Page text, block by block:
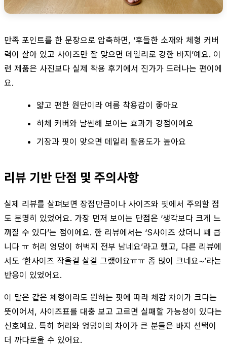
만족 포인트를 한 문장으로 압축하면, ‘후들한 소재와 체형 커버
력이 살아 있고 사이즈만 잘 맞으면 데일리로 강한 바지’예요. 이
런 제품은 사진보다 실제 착용 후기에서 진가가 드러나는 편이에
요.
얇고 편한 원단이라 여름 착용감이 좋아요
하체 커버와 날씬해 보이는 효과가 강점이에요
기장과 핏이 맞으면 데일리 활용도가 높아요
리뷰 기반 단점 및 주의사항
실제 리뷰를 살펴보면 장점만큼이나 사이즈와 핏에서 주의할 점
도 분명히 있었어요. 가장 먼저 보이는 단점은 ‘생각보다 크게 느
껴질 수 있다’는 점이에요. 한 리뷰에서는 ‘S사이즈 샀더니 꽤 큽
니다 ㅠ 허리 엉덩이 허벅지 전부 남네요’라고 했고, 다른 리뷰에
서도 ‘한사이즈 작을걸 살걸 그랬어요ㅠㅠ 좀 많이 크네요~’라는
반응이 있었어요.
이 말은 같은 체형이라도 원하는 핏에 따라 체감 차이가 크다는
뜻이어서, 사이즈표를 대충 보고 고르면 실패할 가능성이 있다는
신호예요. 특히 허리와 엉덩이의 차이가 큰 분들은 바지 선택이
더 까다로울 수 있어요.